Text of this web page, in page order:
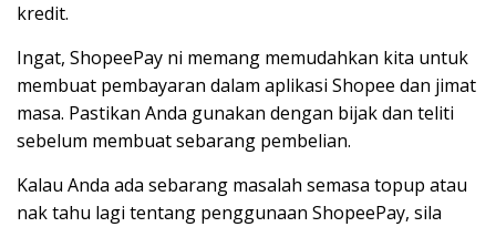
kredit.
Ingat, ShopeePay ni memang memudahkan kita untuk
membuat pembayaran dalam aplikasi Shopee dan jimat
masa. Pastikan Anda gunakan dengan bijak dan teliti
sebelum membuat sebarang pembelian.
Kalau Anda ada sebarang masalah semasa topup atau
nak tahu lagi tentang penggunaan ShopeePay, sila